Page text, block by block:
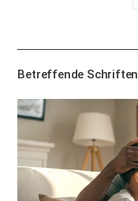
Betreffende Schriften